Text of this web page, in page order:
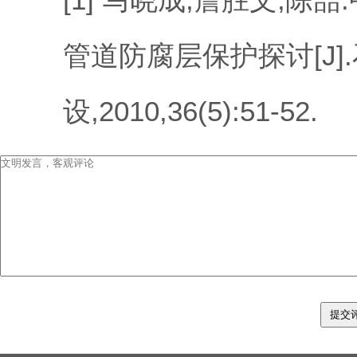
管道防腐层保护探讨
设,2010,36(5):51-52.